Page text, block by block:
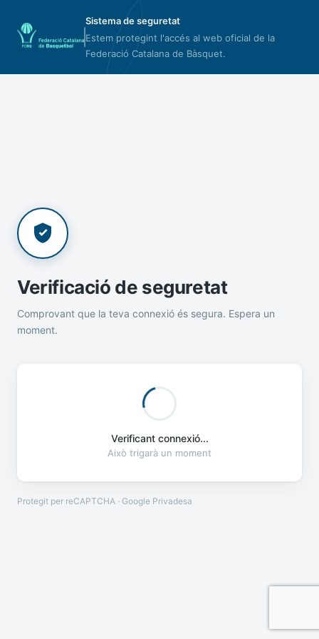
Sistema de seguretat
Estem protegint l'accés al web oficial de la
Federació Catalana de Bàsquet.
Verificació de seguretat
Comprovant que la teva connexió és segura. Espera un
moment.
Verificant connexió...
Això trigarà un moment
Protegit per reCAPTCHA · Google Privadesa